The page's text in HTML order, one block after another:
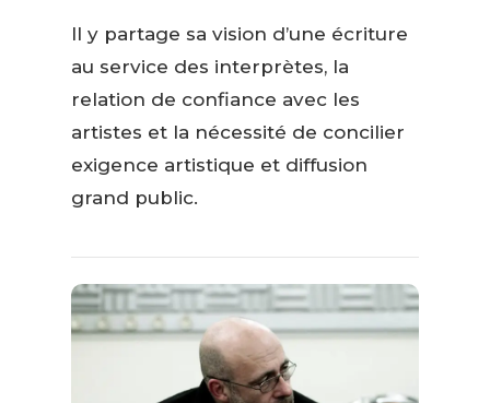
Il y partage sa vision d’une écriture
au service des interprètes, la
relation de confiance avec les
artistes et la nécessité de concilier
exigence artistique et diffusion
grand public.